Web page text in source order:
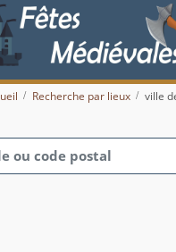
Recherche par lieux ville